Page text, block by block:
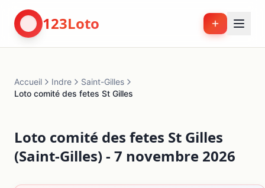
123Loto
Accueil Indre
Saint-Gilles
Loto comité des fetes St Gilles
Loto comité des fetes St Gilles
(Saint-Gilles) - 7 novembre 2026